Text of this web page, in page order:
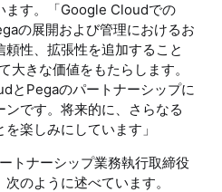
ます。「Google Cloudでの
の展開および管理におけるお
性、拡張性を追加すること
大きな価値をもたらします。
とPegaのパートナーシップに
です。将来的に、さらなる
楽しみにしています」
トナーシップ業務執行取締役
のように述べています。